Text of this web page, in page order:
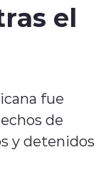
el
fue
de
y detenidos